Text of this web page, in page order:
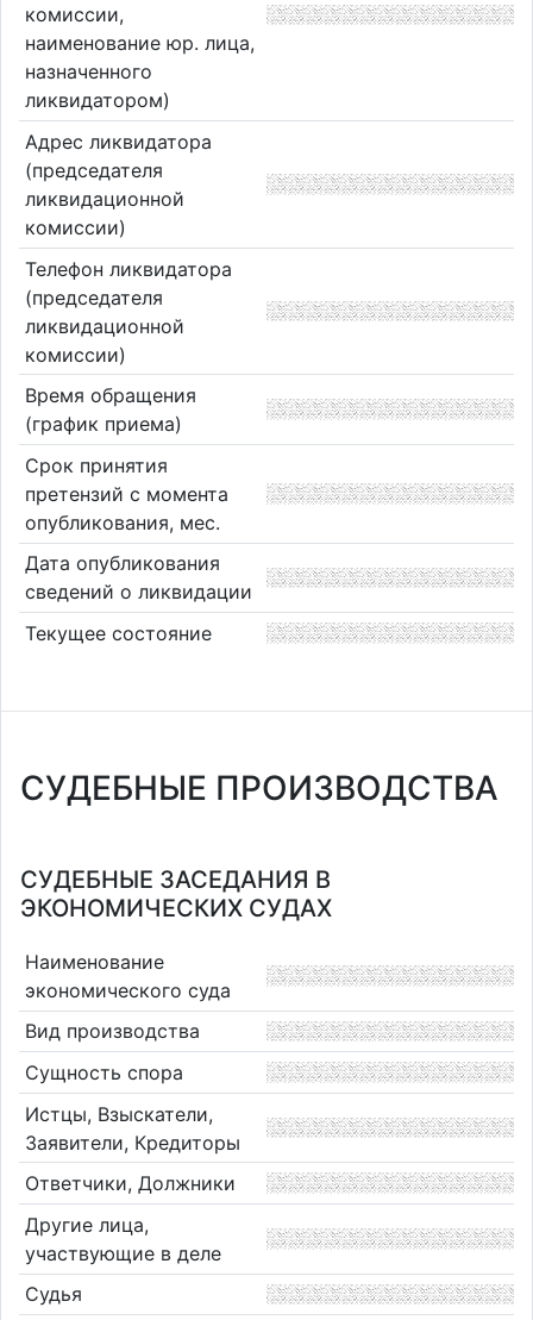
комиссии,
наименование юр. лица,
назначенного
ликвидатором)
Адрес ликвидатора
(председателя
ликвидационной
комиссии)
Телефон ликвидатора
(председателя
ликвидационной
комиссии)
Время обращения
(график приема)
Срок принятия
претензий с момента
опубликования, мес.
Дата опубликования
сведений о ликвидации
Текущее состояние
СУДЕБНЫЕ ПРОИЗВОДСТВА
СУДЕБНЫЕ ЗАСЕДАНИЯ В
ЭКОНОМИЧЕСКИХ СУДАХ
Наименование
экономического суда
Вид производства
Сущность спора
Истцы, Взыскатели,
Заявители, Кредиторы
Ответчики, Должники
Другие лица,
участвующие в деле
Судья